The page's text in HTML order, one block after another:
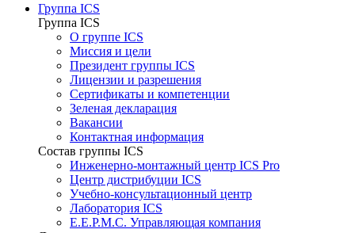
Группа ICS
Группа ICS
О группе ICS
Миссия и цели
Президент группы ICS
Лицензии и разрешения
Сертификаты и компетенции
Зеленая декларация
Вакансии
Контактная информация
Состав группы ICS
Инженерно-монтажный центр ICS Pro
Центр дистрибуции ICS
Учебно-консультационный центр
Лаборатория ICS
E.E.P.M.C. Управляющая компания